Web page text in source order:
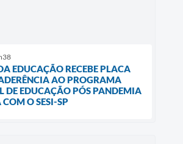
EDUCAÇÃO RECEBE PLACA
AO PROGRAMA
DE EDUCAÇÃO PÓS PANDEMIA
O SESI-SP